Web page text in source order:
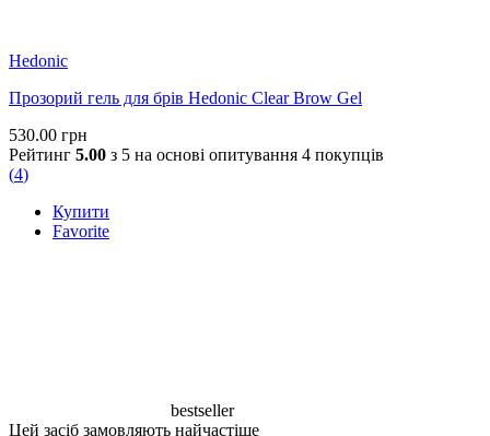
Hedonic
Прозорий гель для брів Hedonic Clear Brow Gel
530.00 грн
Рейтинг 5.00 з 5 на основі опитування 4 покупців
(4)
Купити
Favorite
bestseller
Цей засіб замовляють найчастіше